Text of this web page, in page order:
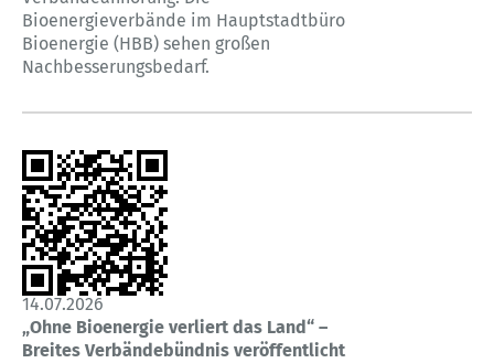
Bioenergieverbände im Hauptstadtbüro
Bioenergie (HBB) sehen großen
Nachbesserungsbedarf.
14.07.2026
„Ohne Bioenergie verliert das Land“ –
Breites Verbändebündnis veröffentlicht